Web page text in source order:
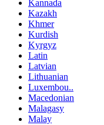
Kannada
Kazakh
Khmer
Kurdish
Kyrgyz
Latin
Latvian
Lithuanian
Luxembou..
Macedonian
Malagasy
Malay